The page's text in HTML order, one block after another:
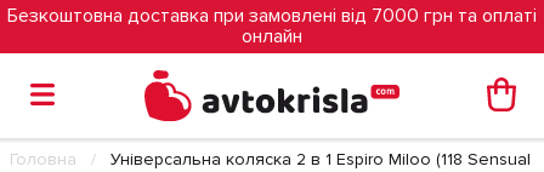
Безкоштовна доставка при замовлені від 7000 грн та оплаті
онлайн
Головна Універсальна коляска 2 в 1 Espiro Miloo (118 Sensual